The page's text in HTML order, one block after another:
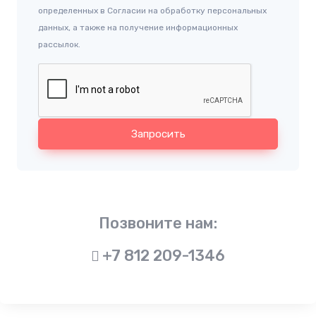
определенных в Согласии на обработку персональных
данных, а также на получение информационных
рассылок.
Запросить
Позвоните нам:
+7 812 209-1346